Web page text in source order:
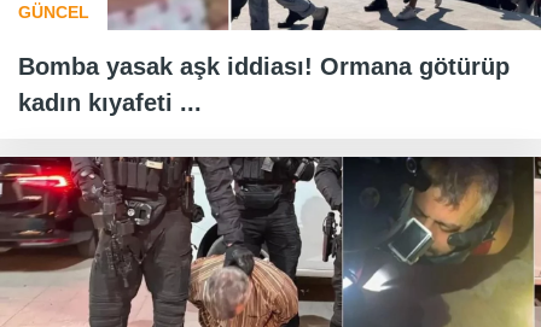
GÜNCEL
Bomba yasak aşk iddiası! Ormana götürüp
kadın kıyafeti ...